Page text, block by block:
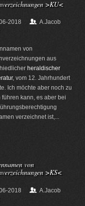
>KU<
2018
A.Jacob
von
aus
heraldischer
, vom 12. Jahrhundert
Ich möchte aber noch zu
kann, es aber bei
verzeichnet ist,...
von
>KS<
2018
A.Jacob